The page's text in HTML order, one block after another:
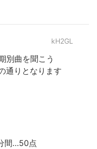
kH2GL
別曲を聞こう
通りとなります
間…50点